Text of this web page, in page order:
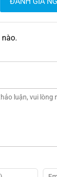
tập trung:
và cơ hội
liên tục, giúp